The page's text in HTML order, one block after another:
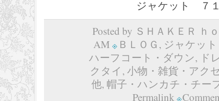
ジャケット ７１，４
Posted by ＳＨＡＫＥＲ ｈ
AM
ＢＬＯＧ, ジャケッ
ハーフコート・ダウン, ド
クタイ , 小物・雑貨・アク
他, 帽子・ハンカチ・チー
Permalink